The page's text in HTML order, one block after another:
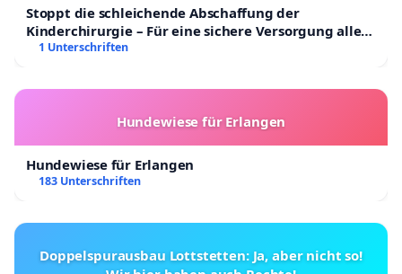
Spätwerk ganz in den Dienst überkonfessioneller
Humanität und entwickelte am Vorabend des
gegenseitigem Respekt getragenen
Menschheitsverbrüderung. Dieser idealistische Teil
bis heute zu Unrecht hinter den populären
Abenteuererzählungen zurück.
4. Der Ravensburger Verlag begründet seine
Entscheidung mit der Beobachtung, dass eine auf
Stoppt die schleichende Abschaffung der
Kinderchirurgie – Für eine sichere Versorgung aller
Kinder in Deutschland
1 Unterschriften
Hundewiese für Erlangen
Hundewiese für Erlangen
183 Unterschriften
Doppelspurausbau Lottstetten: Ja, aber nicht so!